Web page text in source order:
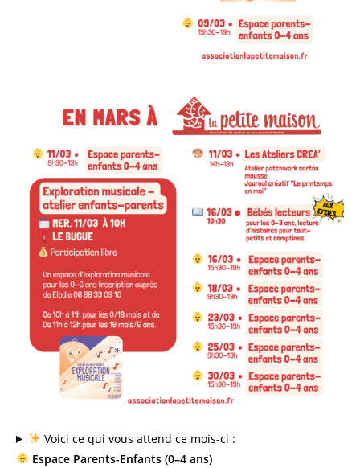
Voici ce qui vous attend ce mois-ci :
Espace Parents-Enfants (0–4 ans)